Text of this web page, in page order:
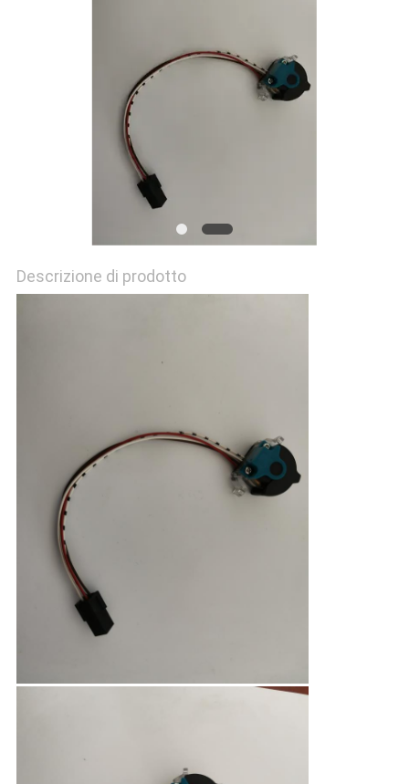
Descrizione di prodotto